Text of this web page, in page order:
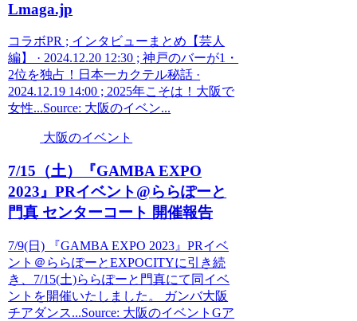
Lmaga.jp
コラボPR ; インタビューまとめ【芸人
編】 · 2024.12.20 12:30 ; 神戸のバーが1・
2位を独占！日本一カクテル秘話 ·
2024.12.19 14:00 ; 2025年こそは！大阪で
女性...Source: 大阪のイベン...
大阪のイベント
7/15（土）『GAMBA EXPO
2023』PRイベント@ららぽーと
門真 センターコート 開催報告
7/9(日) 『GAMBA EXPO 2023』PRイベ
ント＠ららぽーとEXPOCITYに引き続
き、7/15(土)ららぽーと門真にて同イベ
ントを開催いたしました。 ガンバ大阪
チアダンス...Source: 大阪のイベントGア